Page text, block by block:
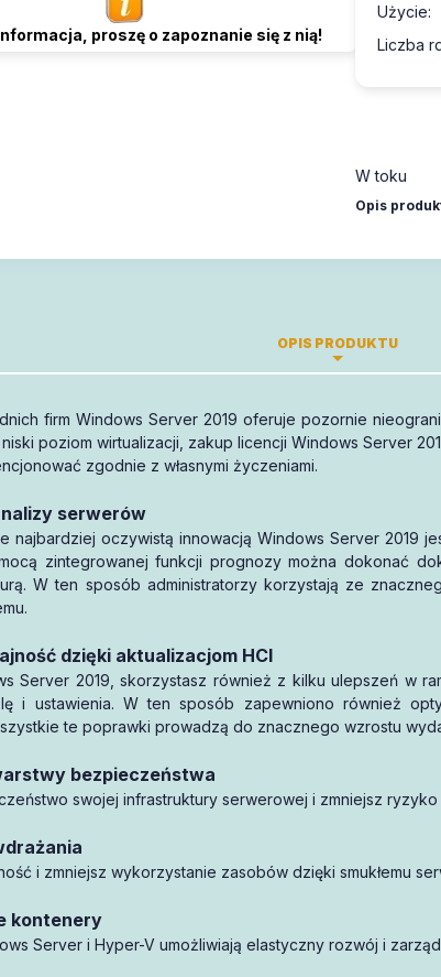
proszę o zapoznanie się z nią!
Użycie:
Liczba
W toku
Opis
OPIS PRODUKTU
firm Windows Server 2019 oferuje pozornie
poziom wirtualizacji, zakup licencji Windows Server
zgodnie z własnymi życzeniami.
serwerów
najbardziej oczywistą innowacją Windows Server 2019
zintegrowanej funkcji prognozy można dokonać
W ten sposób administratorzy korzystają ze
dzięki aktualizacjom HCI
Server 2019, skorzystasz również z kilku ulepszeń w
i ustawienia. W ten sposób zapewniono również
te poprawki prowadzą do znacznego wzrostu
bezpieczeństwa
swojej infrastruktury serwerowej i zmniejsz
i zmniejsz wykorzystanie zasobów dzięki smukłemu
kontenery
Server i Hyper-V umożliwiają elastyczny rozwój i
mają 1-miesięczny okres
wsparcie
pełną gwarancję